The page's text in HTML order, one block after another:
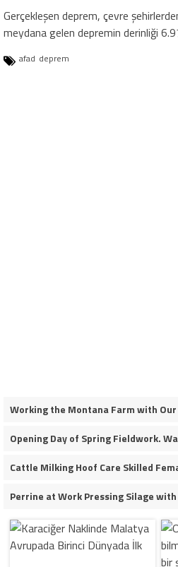
Gerçekleşen deprem, çevre
meydana gelen depremin derinliği
afad deprem
Working the Montana Farm with
Opening Day of Spring Fieldwork.
Perrine at Work Pressing Silage